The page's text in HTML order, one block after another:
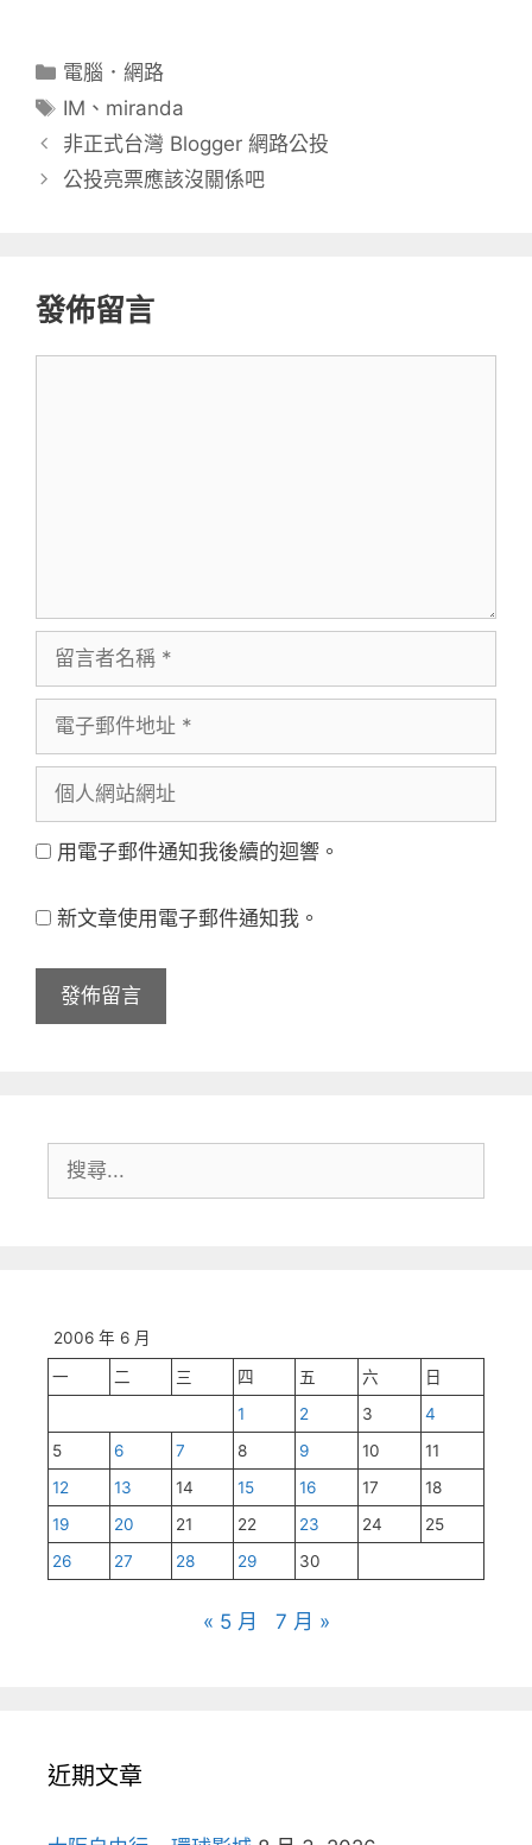
分
類
電腦．網路
標
籤
IM 、 miranda
非正式台灣 Blogger 網路公投
公投亮票應該沒關係吧
發佈留言
言
名
子
件
地
人
網
網
用電子郵件通知我後續的迴響。
新文章使用電子郵件通知我。
尋:
2006 年 6 月
一 二 三 四 五 六
日
1
2 3
4
5
6 7 8 9 10
11
12
13 14 15 16 17
18
19
20 21 22 23 24
25
26
27 28 29 30
« 5 月 7 月 »
近期文章